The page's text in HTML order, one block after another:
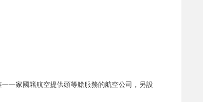
一家國籍航空提供頭等艙服務的航空公司，另設